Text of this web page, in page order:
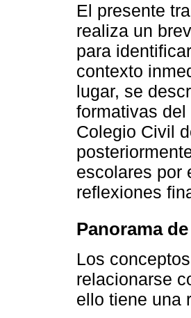
El presente
realiza un
para
contexto
lugar, se
formativas
Colegio Civil
escolares por
reflexiones
Panorama
Los
relacionarse
ello tiene una